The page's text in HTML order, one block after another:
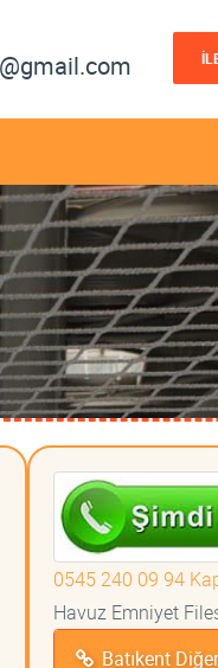
0545 240 09 94
Havuz Emniyet
Batıkent Diğer